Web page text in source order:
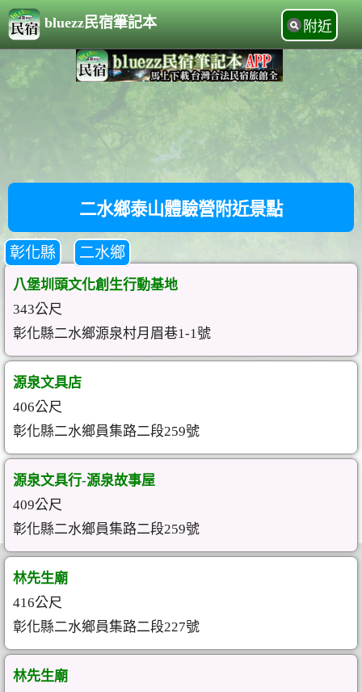
bluezz民宿筆記本 附近
二水鄉泰山體驗營附近景點
彰化縣 二水鄉
八堡圳頭文化創生行動基地
343公尺
彰化縣二水鄉源泉村月眉巷1-1號
源泉文具店
406公尺
彰化縣二水鄉員集路二段259號
源泉文具行-源泉故事屋
409公尺
彰化縣二水鄉員集路二段259號
林先生廟
416公尺
彰化縣二水鄉員集路二段227號
林先生廟